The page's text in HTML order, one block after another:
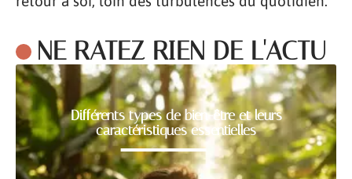
NE RATEZ RIEN DE L'ACTU
Différents types de bien-être et leurs
caractéristiques essentielles